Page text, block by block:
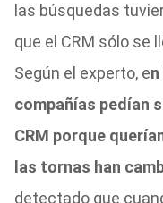
las búsquedas
que el CRM sólo se
Según el experto, e
compañías pedían
CRM porque
las tornas han
detectado que